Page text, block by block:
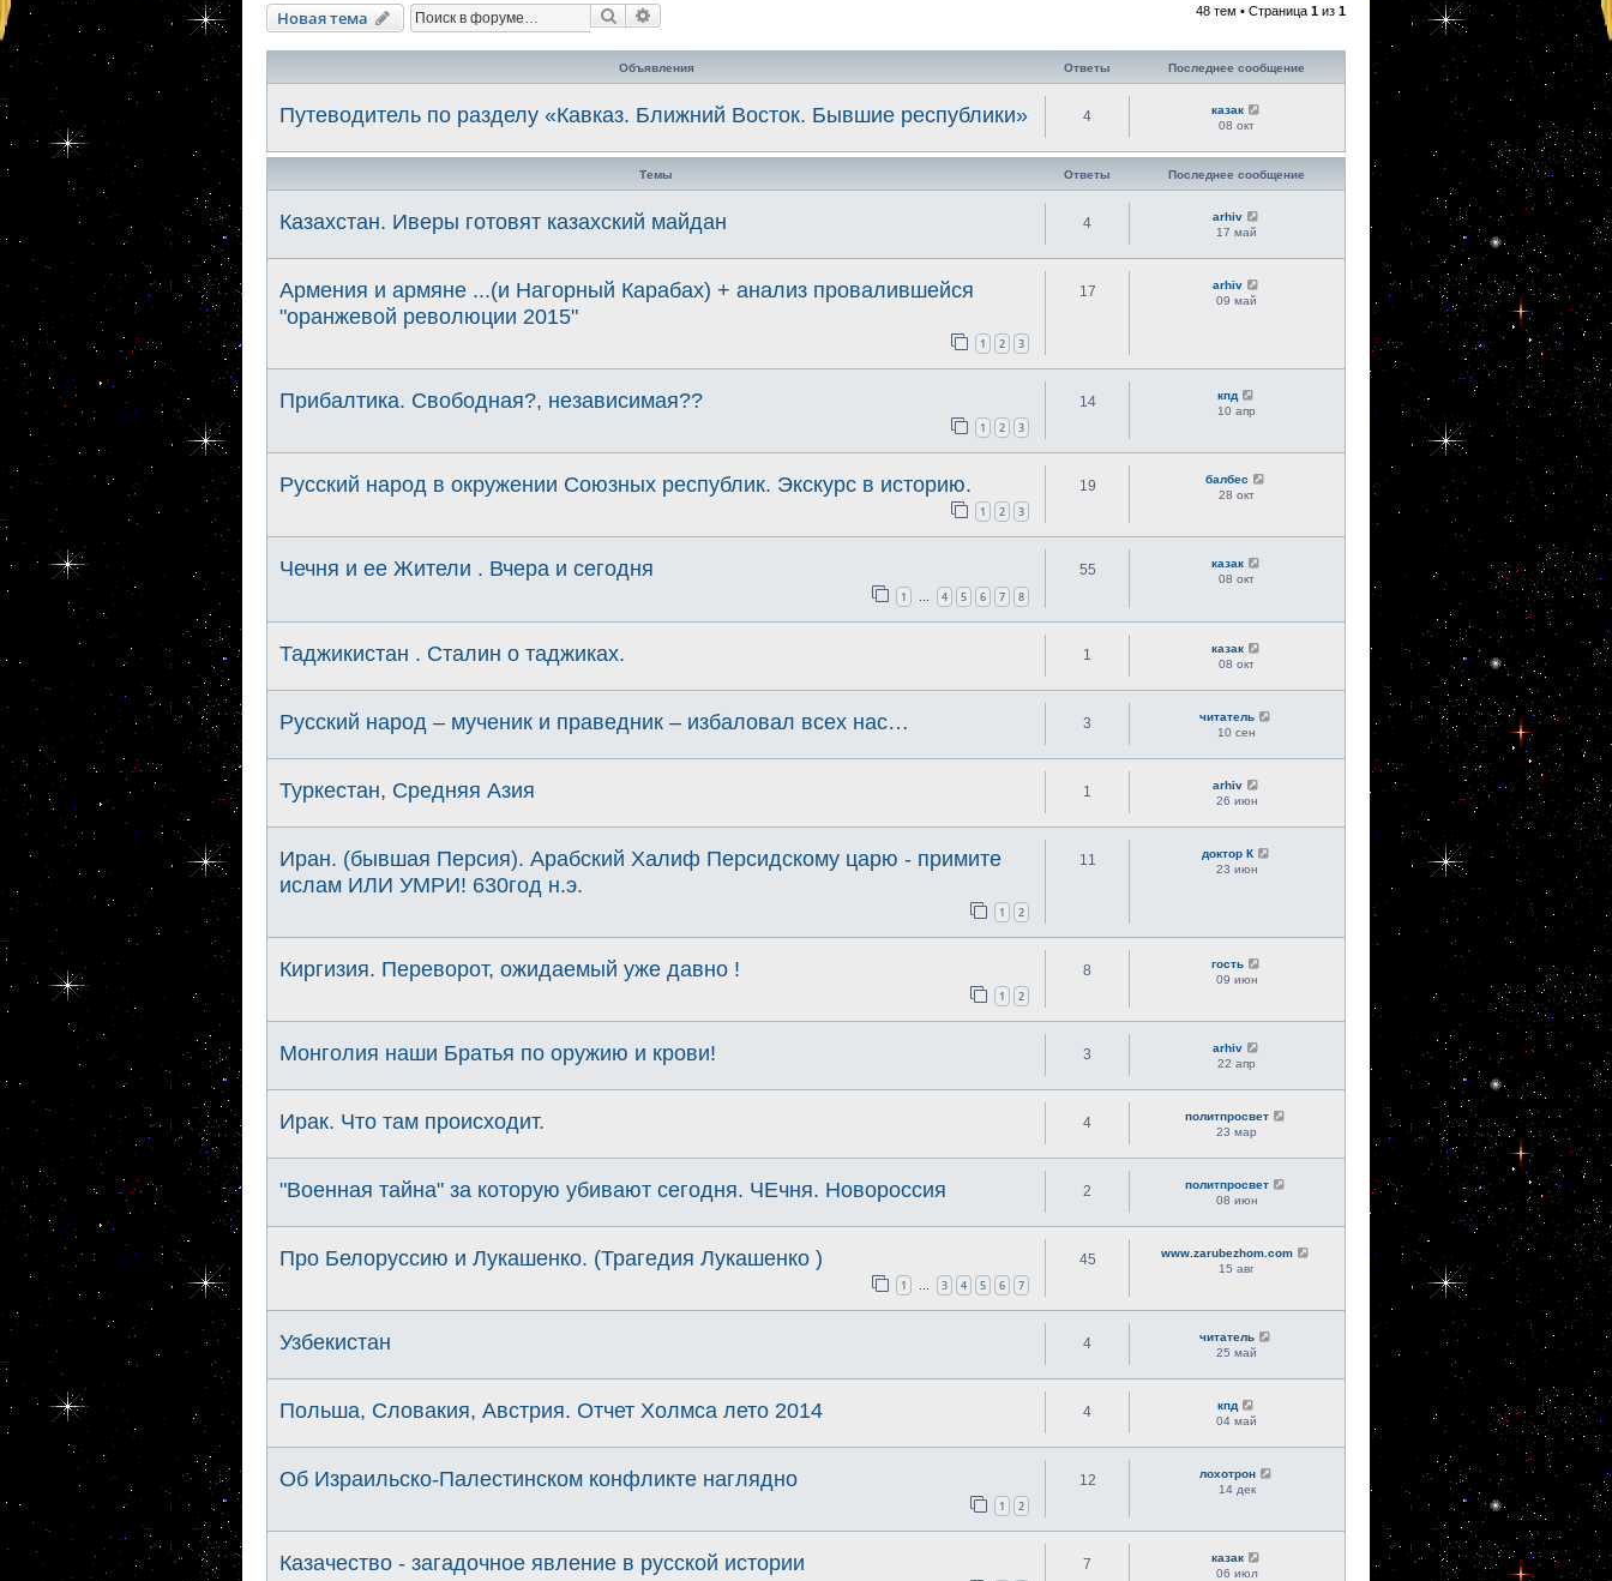
Новая тема Поиск 48 тем • Страница 1 из 1
Объявления Ответы Последнее сообщение
Путеводитель по разделу «Кавказ. Ближний Восток. Бывшие республики» 4
казак
08 окт
Темы Ответы Последнее сообщение
Казахстан. Иверы готовят казахский майдан 4
arhiv
17 май
Армения и армяне ...(и Нагорный Карабах) + анализ провалившейся
"оранжевой революции 2015"
1 2 3
17
arhiv
09 май
Прибалтика. Свободная?, независимая??
1 2 3
14
кпд
10 апр
Русский народ в окружении Союзных республик. Экскурс в историю.
1 2 3
19
балбес
28 окт
Чечня и ее Жители . Вчера и сегодня
1 4 5 6 7 8
55
казак
08 окт
Таджикистан . Сталин о таджиках. 1
казак
08 окт
Русский народ – мученик и праведник – избаловал всех нас… 3
читатель
10 сен
Туркестан, Средняя Азия 1
arhiv
26 июн
Иран. (бывшая Персия). Арабский Халиф Персидскому царю - примите
ислам ИЛИ УМРИ! 630год н.э.
1 2
11
доктор К
23 июн
Киргизия. Переворот, ожидаемый уже давно !
1 2
8
гость
09 июн
Монголия наши Братья по оружию и крови! 3
arhiv
22 апр
Ирак. Что там происходит. 4
политпросвет
23 мар
"Военная тайна" за которую убивают сегодня. ЧЕчня. Новороссия 2
политпросвет
08 июн
Про Белоруссию и Лукашенко. (Трагедия Лукашенко )
1 3 4 5 6 7
45
www.zarubezhom.com
15 авг
Узбекистан 4
читатель
25 май
Польша, Словакия, Австрия. Отчет Холмса лето 2014 4
кпд
04 май
Об Израильско-Палестинском конфликте наглядно
1 2
12
лохотрон
14 дек
Казачество - загадочное явление в русской истории 7
казак
06 июл